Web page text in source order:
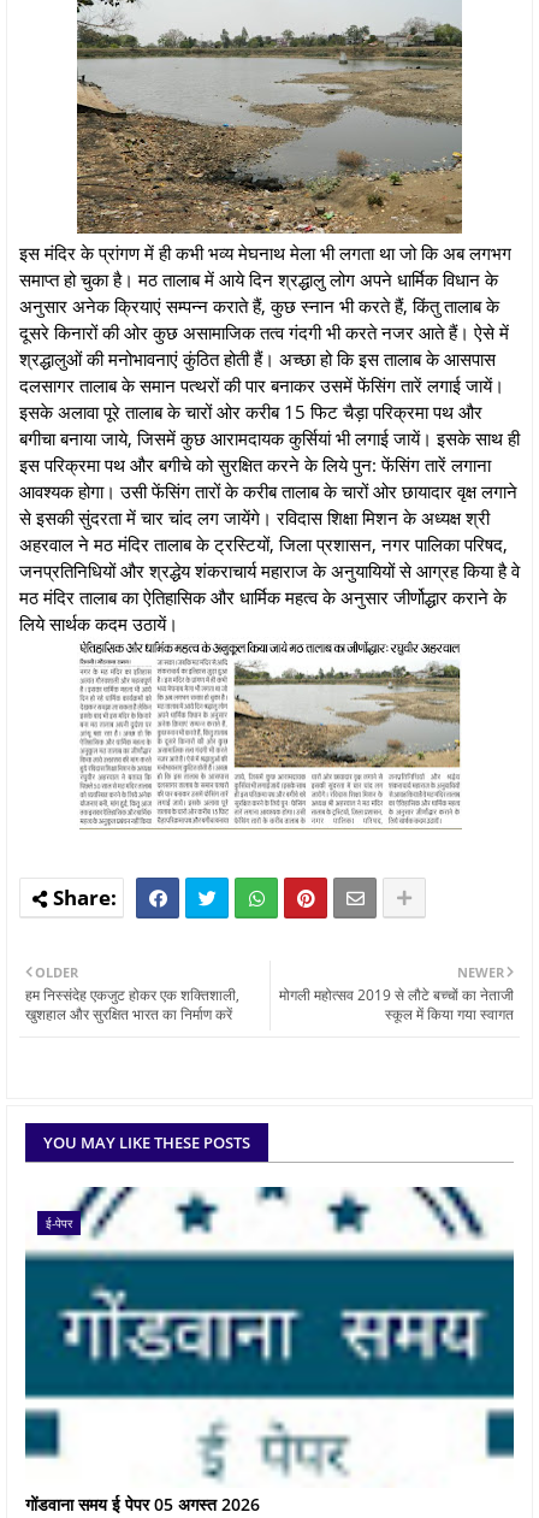
इस मंदिर के प्रांगण में ही कभी भव्य मेघनाथ मेला भी लगता था जो कि अब लगभग
समाप्त हो चुका है। मठ तालाब में आये दिन श्रद्धालु लोग अपने धार्मिक विधान के
अनुसार अनेक क्रियाएं सम्पन्न कराते हैं, कुछ स्नान भी करते हैं, किंतु तालाब के
दूसरे किनारों की ओर कुछ असामाजिक तत्व गंदगी भी करते नजर आते हैं। ऐसे में
श्रद्धालुओं की मनोभावनाएं कुंठित होती हैं। अच्छा हो कि इस तालाब के आसपास
दलसागर तालाब के समान पत्थरों की पार बनाकर उसमें फेंसिंग तारें लगाई जायें।
इसके अलावा पूरे तालाब के चारों ओर करीब 15 फिट चैड़ा परिक्रमा पथ और
बगीचा बनाया जाये, जिसमें कुछ आरामदायक कुर्सियां भी लगाई जायें। इसके साथ ही
इस परिक्रमा पथ और बगीचे को सुरक्षित करने के लिये पुन: फेंसिंग तारें लगाना
आवश्यक होगा। उसी फेंसिंग तारों के करीब तालाब के चारों ओर छायादार वृक्ष लगाने
से इसकी सुंदरता में चार चांद लग जायेंगे। रविदास शिक्षा मिशन के अध्यक्ष श्री
अहरवाल ने मठ मंदिर तालाब के ट्रस्टियों, जिला प्रशासन, नगर पालिका परिषद,
जनप्रतिनिधियों और श्रद्धेय शंकराचार्य महाराज के अनुयायियों से आग्रह किया है वे
मठ मंदिर तालाब का ऐतिहासिक और धार्मिक महत्व के अनुसार जीर्णोद्धार कराने के
लिये सार्थक कदम उठायें।
NEWER
मोगली महोत्सव 2019 से लौटे बच्चों का नेताजी
स्कूल में किया गया स्वागत
OLDER
हम निस्संदेह एकजुट होकर एक शक्तिशाली,
खुशहाल और सुरक्षित भारत का निर्माण करें
YOU MAY LIKE THESE POSTS
ई-पेपर
गोंडवाना समय ई पेपर 05 अगस्त 2026